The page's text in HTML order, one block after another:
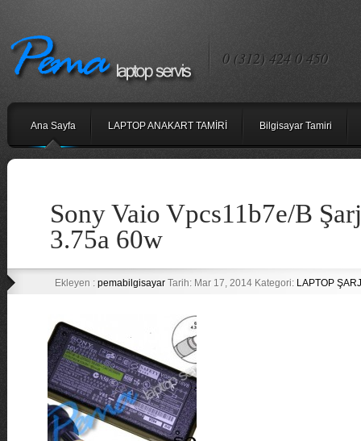
0 (312) 424 0 450
Ana Sayfa LAPTOP ANAKART TAMİRİ Bilgisayar Tamiri
Sony Vaio Vpcs11b7e/B
3.75a 60w
Ekleyen : pemabilgisayarTarih: Mar 17, 2014 Kategori: LAPTOP